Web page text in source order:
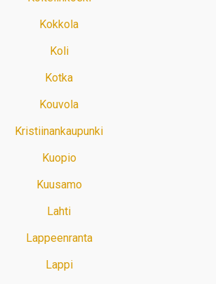
Kokkola
Koli
Kotka
Kouvola
Kristiinankaupunki
Kuopio
Kuusamo
Lahti
Lappeenranta
Lappi